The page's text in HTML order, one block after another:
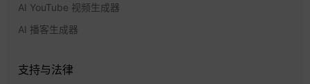
AI YouTube 视频生成器
AI 播客生成器
支持与法律